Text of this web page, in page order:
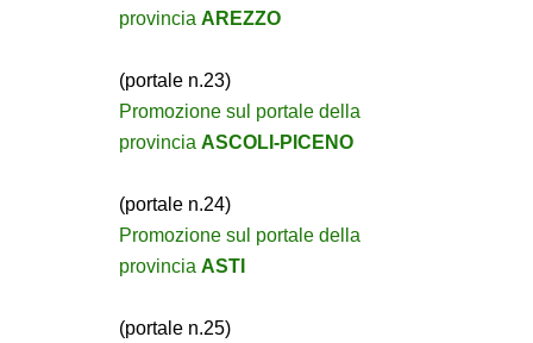
provincia AREZZO
(portale n.23)
Promozione sul portale della
provincia ASCOLI-PICENO
(portale n.24)
Promozione sul portale della
provincia ASTI
(portale n.25)